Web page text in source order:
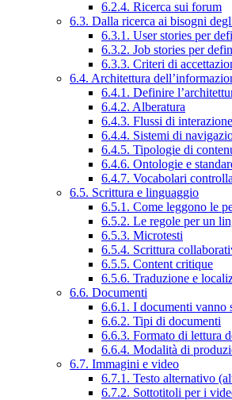
6.2.4. Ricerca sui forum
6.3. Dalla ricerca ai bisogni
6.3.1. User stories per
6.3.2. Job stories per
6.3.3. Criteri di
6.4. Architettura
6.4.1. Definire
6.4.2. Alberatura
6.4.3. Flussi di interazione
6.4.4. Sistemi di
6.4.5. Tipologie di
6.4.6. Ontologie e
6.4.7. Vocabolari
6.5. Scrittura e linguaggio
6.5.1. Come leggono le
6.5.2. Le regole per un
6.5.3. Microtesti
6.5.4. Scrittura
6.5.5. Content critique
6.5.6. Traduzione e
6.6. Documenti
6.6.1. I documenti vanno
6.6.2. Tipi di documenti
6.6.3. Formato di lettura
6.6.4. Modalità di
6.7. Immagini e video
6.7.1. Testo alternativo
6.7.2. Sottotitoli per i